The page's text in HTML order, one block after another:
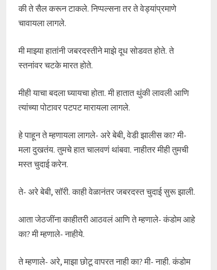
की ते सैल करून टाकले. निप्पल्सना तर ते वेड्यांप्रमाणे
चावायला लागले.
मी माझ्या हातांनी जबरदस्तीने माझे दूध सोडवत होते. ते
स्तनांवर चटके मारत होते.
मीही याचा बदला घ्यायचा होता. मी हातात थुंकी लावली आणि
त्यांच्या पोटावर पटपट मारायला लागले.
हे पाहून ते म्हणायला लागले- अरे बेबी, वेडी झालीस का? मी-
मला दुखतंय. तुमचे हात चालवणं थांबवा. नाहीतर मीही तुमची
मस्त चुदाई करेन.
ते- अरे बेबी, सॉरी. काही वेळानंतर जबरदस्त चुदाई सुरू झाली.
आता जेठजींना काहीतरी आठवलं आणि ते म्हणाले- कंडोम आहे
का? मी म्हणाले- नाहीये.
ते म्हणाले- अरे, माझा छोटू वापरत नाही का? मी- नाही. कंडोम